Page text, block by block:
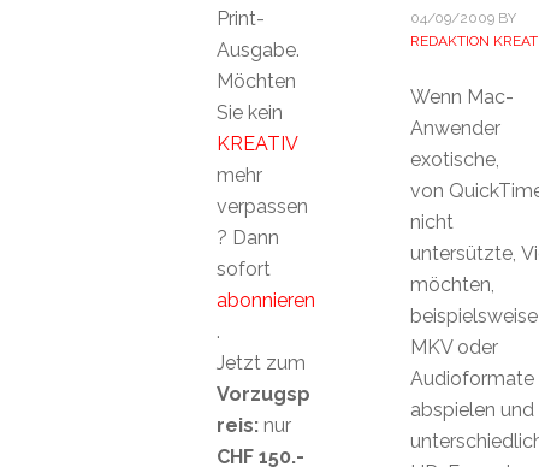
04/09/2009BY
REDAKTION
Wenn Mac-
Anwender
exotische,
von
nicht
untersützte,
möchten,
MKV oder
Audioformate
abspielen und
Print-
Ausgabe.
Möchten
Sie kein
KREATIV
mehr
verpassen
? Dann
sofort
abonnieren
.
Jetzt zum
Vorzugsp
reis: nur
CHF 150.-